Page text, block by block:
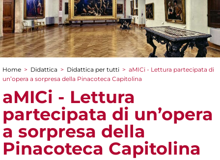
Tu sei qui
Home > Didattica > Didattica per tutti > aMICi - Lettura partecipata di
un’opera a sorpresa della Pinacoteca Capitolina
aMICi - Lettura
partecipata di un’opera
a sorpresa della
Pinacoteca Capitolina